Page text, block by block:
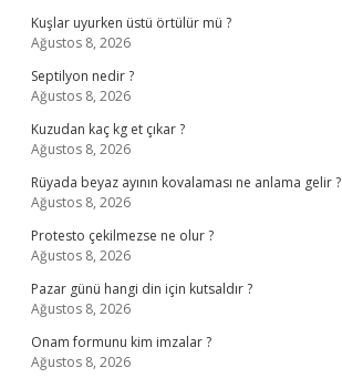
Kuşlar uyurken üstü örtülür mü ?
Ağustos 8, 2026
Septilyon nedir ?
Ağustos 8, 2026
Kuzudan kaç kg et çıkar ?
Ağustos 8, 2026
Rüyada beyaz ayının kovalaması ne anlama gelir ?
Ağustos 8, 2026
Protesto çekilmezse ne olur ?
Ağustos 8, 2026
Pazar günü hangi din için kutsaldır ?
Ağustos 8, 2026
Onam formunu kim imzalar ?
Ağustos 8, 2026